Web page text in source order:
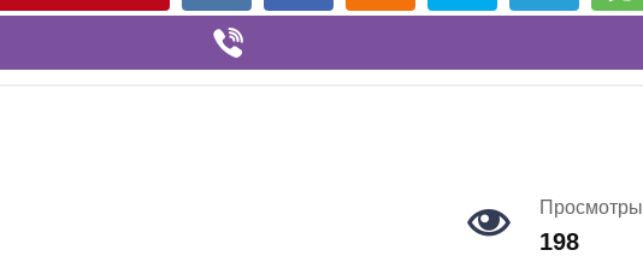
Просмотры
198